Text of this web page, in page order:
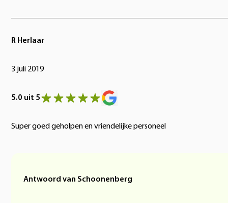
R Herlaar
3 juli 2019
5.0 uit 5
Super goed geholpen en vriendelijke personeel
Antwoord van Schoonenberg